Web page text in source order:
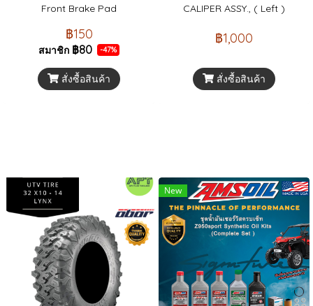
Front Brake Pad
฿150
สมาชิก ฿80 -47%
สั่งซื้อสินค้า
CALIPER ASSY., ( Left )
฿1,000
สั่งซื้อสินค้า
New